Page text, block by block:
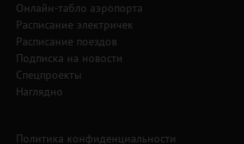
Онлайн-табло аэропорта
Расписание электричек
Расписание поездов
Подписка на новости
Спецпроекты
Наглядно
Политика конфиденциальности